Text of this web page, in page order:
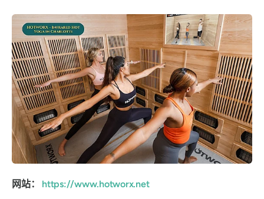
网站：
https://www.hotworx.net